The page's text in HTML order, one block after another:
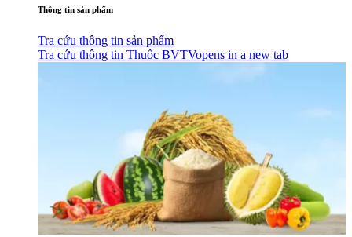
Thông tin sản phẩm
Tra cứu thông tin sản phẩm
Tra cứu thông tin Thuốc BVTVopens in a new tab